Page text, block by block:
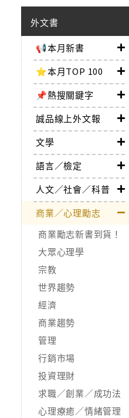
外文書
📢本月新書
⭐本月TOP 100
📌熱搜關鍵字
誠品線上外文報
文學
語言／檢定
人文／社會／科普
商業／心理勵志
商業勵志新書到貨！
大眾心理學
宗教
世界趨勢
經濟
商業趨勢
管理
行銷市場
投資理財
求職／創業／成功法
心理療癒／情緒管理